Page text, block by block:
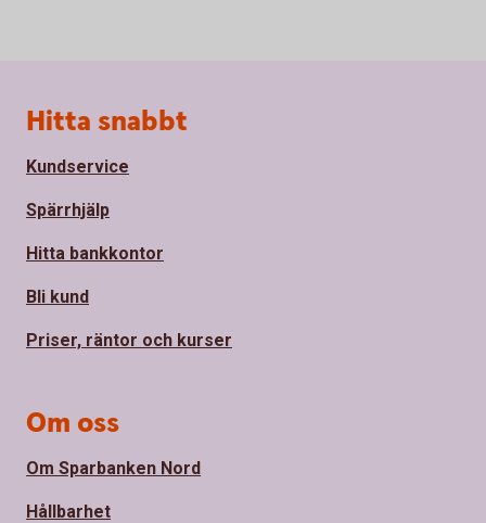
Sidfot
Hitta snabbt
Kundservice
Spärrhjälp
Hitta bankkontor
Bli kund
Priser, räntor och kurser
Om oss
Om Sparbanken Nord
Hållbarhet